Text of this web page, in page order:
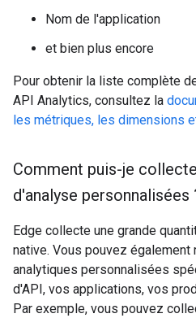
Nom de l'application
et bien plus encore
Pour obtenir la liste complète
API Analytics, consultez la
les métriques, les dimensions
Comment puis-je
d'analyse personnalisées
Edge collecte une grande
native. Vous pouvez
analytiques personnalisées
d'API, vos applications, vos
Par exemple, vous pouvez